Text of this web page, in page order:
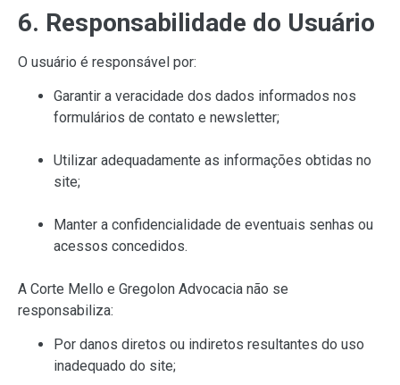
6. Responsabilidade do Usuário
O usuário é responsável por:
Garantir a veracidade dos dados informados nos
formulários de contato e newsletter;
Utilizar adequadamente as informações obtidas no
site;
Manter a confidencialidade de eventuais senhas ou
acessos concedidos.
A Corte Mello e Gregolon Advocacia não se
responsabiliza:
Por danos diretos ou indiretos resultantes do uso
inadequado do site;